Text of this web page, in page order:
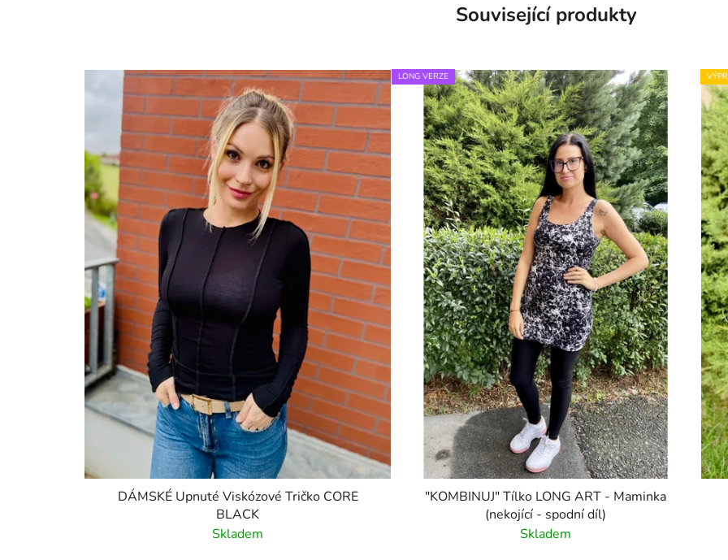
Související produkty
DÁMSKÉ Upnuté Viskózové Tričko CORE
BLACK
Skladem
LONG VERZE
"KOMBINUJ" Tílko LONG ART - Maminka
(nekojící - spodní díl)
Skladem